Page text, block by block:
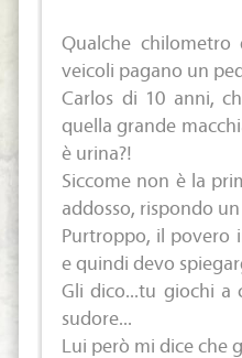
Qualche
veicoli pagano un
Carlos di 10 anni,
quella grande
è urina?!
Siccome non è la
addosso, rispondo
Purtroppo, il povero
e quindi devo
Gli dico...tu giochi a
sudore...
Lui però mi dice che